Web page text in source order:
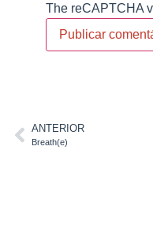
The reCAPTCHA
ANTERIOR
Breath(e)